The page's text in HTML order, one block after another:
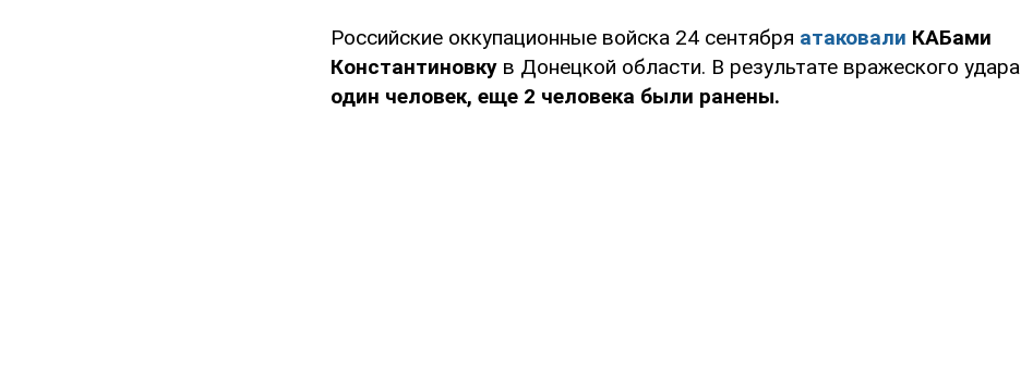
Российские оккупационные войска 24 сентября атаковали КАБами
Константиновку в Донецкой области. В результате вражеского удара
один человек, еще 2 человека были ранены.